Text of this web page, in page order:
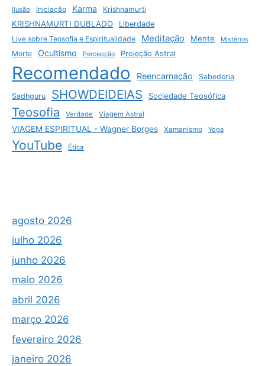
ilusão Iniciação Karma Krishnamurti
KRISHNAMURTI DUBLADO
Liberdade
Live sobre Teosofia e Espiritualidade
Meditação Mente Mistérios
Morte Ocultismo Percepção Projeção Astral
Recomendado Reencarnação Sabedoria
Sadhguru SHOWDEIDEIAS Sociedade Teosófica
Teosofia Verdade Viagem Astral
VIAGEM ESPIRITUAL - Wagner Borges Xamanismo Yoga
YouTube Ética
agosto 2026
julho 2026
junho 2026
maio 2026
abril 2026
março 2026
fevereiro 2026
janeiro 2026